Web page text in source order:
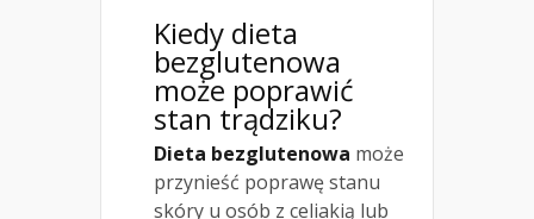
Kiedy dieta
bezglutenowa
może poprawić
stan trądziku?
Dieta bezglutenowa może
przynieść poprawę stanu
skóry u osób z celiakią lub